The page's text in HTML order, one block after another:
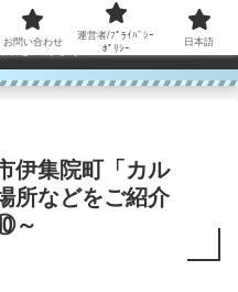
を広げます！
伊集院町「カル
所などをご紹介
～
お問い合わせ
運営者/ﾌﾟﾗｲﾊﾞｼｰ
ﾎﾟﾘｼｰ
日本語